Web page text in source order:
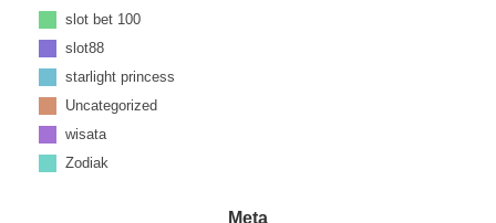
slot bet 100
slot88
starlight princess
Uncategorized
wisata
Zodiak
Meta